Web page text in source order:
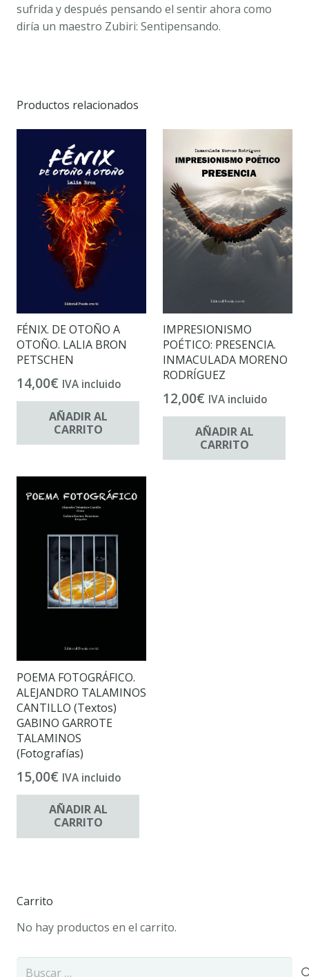
sufrida y después pensando el sentir ahora como
diría un maestro Zubiri: Sentipensando.
Productos relacionados
FÉNIX. DE OTOÑO A
OTOÑO. LALIA BRON
PETSCHEN
14,00€ IVA incluido
AÑADIR AL
CARRITO
IMPRESIONISMO
POÉTICO: PRESENCIA.
INMACULADA MORENO
RODRÍGUEZ
12,00€ IVA incluido
AÑADIR AL
CARRITO
POEMA FOTOGRÁFICO.
ALEJANDRO TALAMINOS
CANTILLO (Textos)
GABINO GARROTE
TALAMINOS
(Fotografías)
15,00€ IVA incluido
AÑADIR AL
CARRITO
Carrito
No hay productos en el carrito.